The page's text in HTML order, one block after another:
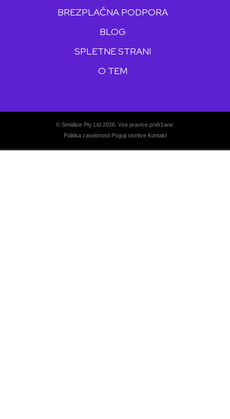
BREZPLAČNA PODPORA
BLOG
SPLETNE STRANI
O TEM
© Smallize Pty Ltd 2026. Vse pravice pridržane.
Politika zasebnosti Pogoji storitve Kontakt